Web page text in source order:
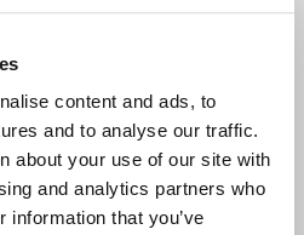
content and ads, to
and to analyse our traffic.
about your use of our site with
and analytics partners who
information that you’ve